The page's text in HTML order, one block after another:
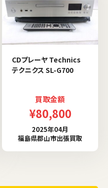
CDプレーヤ Technics
テクニクス SL-G700
買取金額
¥80,800
2025年04月
福島県郡山市出張買取